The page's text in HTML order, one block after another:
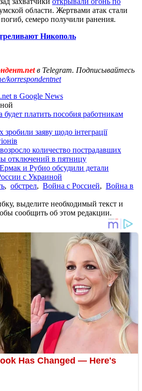
области. Жертвами атак стали
семеро получили ранения.
Никополь
в Telegram. Подписывайтесь
korrespondentnet
в Google News
платить пособия работникам
заяву щодо інтеграції
количество пострадавших
отключений в пятницу
и Рубио обсудили детали
с Украиной
, обстрел, Война с Россией, Война в
выделите необходимый текст и
сообщить об этом редакции.